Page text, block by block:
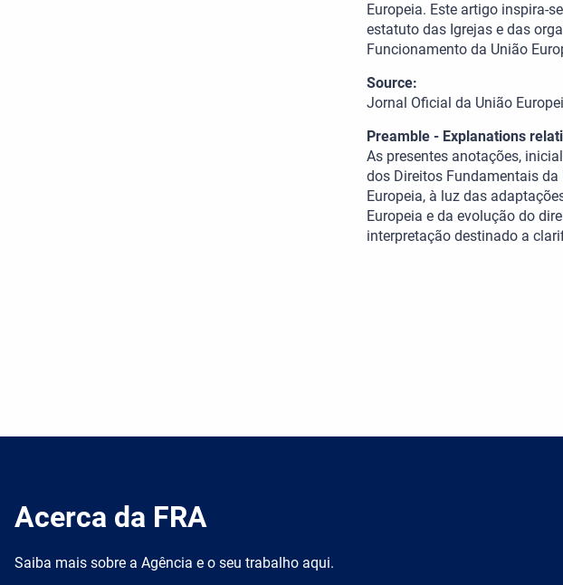
Europeia. Este artigo inspira-
estatuto das Igrejas e das
Funcionamento da União
Source:
Jornal Oficial da União
Preamble - Explanations
As presentes anotações,
dos Direitos Fundamentais
Europeia, à luz das
Europeia e da evolução do
interpretação destinado a
Acerca da FRA
Saiba mais sobre a Agência e o seu trabalho aqui.